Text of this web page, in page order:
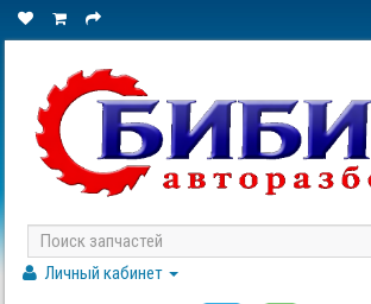
Личный кабинет